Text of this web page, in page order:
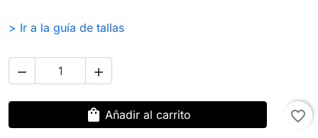
> Ir a la guía de tallas
 
shopping_bag Añadir al carrito favorite_border